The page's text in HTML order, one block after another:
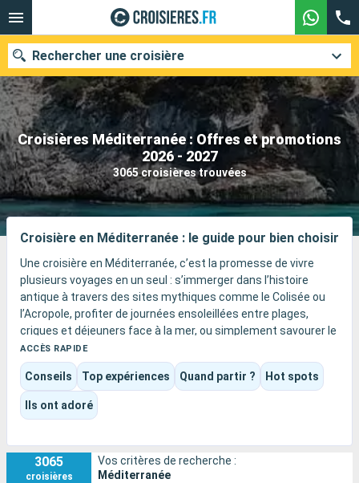
Croisières Méditerranée : Offres et promotions
2026 - 2027
3065 croisières trouvées
Rechercher une croisière
Nos destinations
Mois de départ
Ports Compagnies
Rechercher
Croisière en Méditerranée : le guide pour bien choisir
Une croisière en Méditerranée, c’est la promesse de vivre
plusieurs voyages en un seul : s’immerger dans l’histoire
antique à travers des sites mythiques comme le Colisée ou
l’Acropole, profiter de journées ensoleillées entre plages,
criques et déjeuners face à la mer, ou simplement savourer le
plaisir d’un navire pensé pour toute la famille.
Selon l’itinéraire et le bateau choisis, l’expérience peut être
culturelle, gastronomique, balnéaire ou résolument tournée
vers le divertissement. Piscines, spectacles, animations,
moments de détente ou grandes visites : chacun peut y
ACCÈS RAPIDE
Conseils Top expériences Quand partir ? Hot spots
Ils ont adoré
3065
croisières
Vos critères de recherche :
Méditerranée